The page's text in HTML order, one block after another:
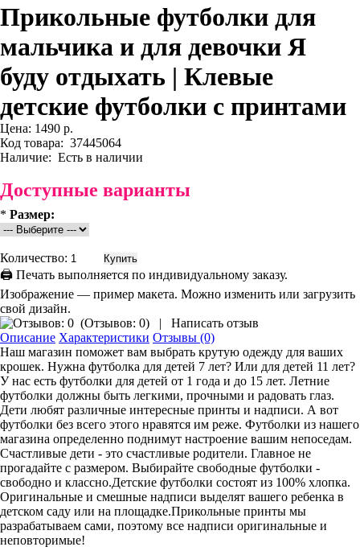
Прикольные футболки для
мальчика и для девочки Я
буду отдыхать | Клевые
детские футболки с принтами
Цена: 1490 р.
Код товара: 37445064
Наличие: Есть в наличии
Доступные варианты
* Размер:
Количество:
🖨 Печать выполняется по индивидуальному заказу.
Изображение — пример макета. Можно изменить или загрузить
свой дизайн.
(Отзывов: 0) |
Написать отзыв
Описание Характеристики Отзывы (0)
Наш магазин поможет вам выбрать крутую одежду для ваших
крошек. Нужна футболка для детей 7 лет? Или для детей 11 лет?
У нас есть футболки для детей от 1 года и до 15 лет. Летние
футболки должны быть легкими, прочными и радовать глаз.
Дети любят различные интересные принты и надписи. А вот
футболки без всего этого нравятся им реже. Футболки из нашего
магазина определенно поднимут настроение вашим непоседам.
Счастливые дети - это счастливые родители. Главное не
прогадайте с размером. Выбирайте свободные футболки -
свободно и классно.Детские футболки состоят из 100% хлопка.
Оригинальные и смешные надписи выделят вашего ребенка в
детском саду или на площадке.Прикольные принты мы
разрабатываем сами, поэтому все надписи оригинальные и
неповторимые!